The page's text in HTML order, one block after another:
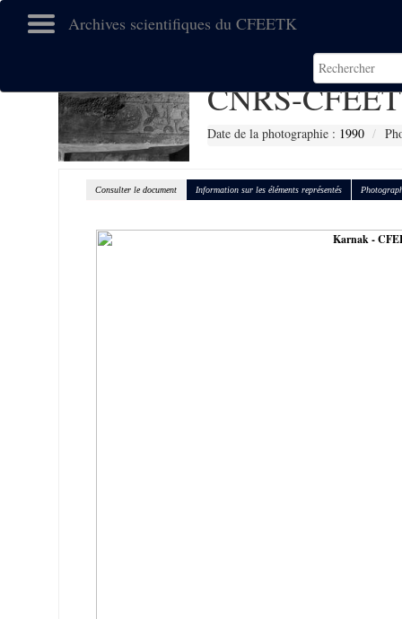
Archives scientifiques du CFEETK
CNRS-
Date de la photographie : 1990
Consulter le document Information sur les éléments représentés